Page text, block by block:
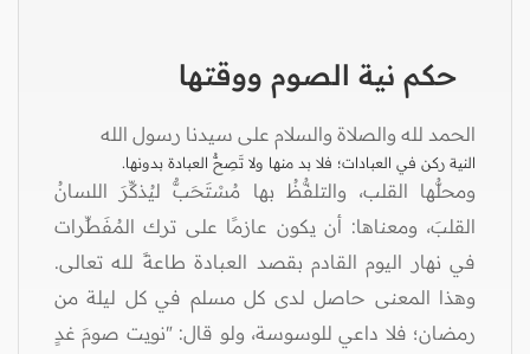
حكم نية الصوم ووقتها
الحمد لله والصلاة والسلام على سيدنا رسول الله
النية ركن في العبادات؛ فلا بد منها ولا تَصِحُّ العبادة بدونها.
ومحلُّها القلب، والتلفُّظُ بها مُسْتَحَبٌّ ليُذكِّرَ اللسانُ
القلبَ، ومعناها: أن يكون عازمًا على ترك المُفَطِّرات
في نهار اليوم القادم بقصد العبادة طاعةً لله تعالى.
وهذا المعنى حاصل لدى كل مسلم في كل ليلة من
رمضان؛ فلا داعي للوسوسة، ولو قال: "نويت صومَ غدٍ